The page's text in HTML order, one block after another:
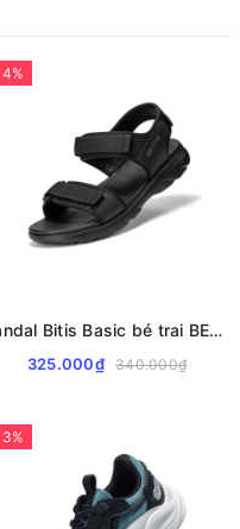
Sandal Bitis Basic bé trai BEB008000
325.000₫ 340.000₫